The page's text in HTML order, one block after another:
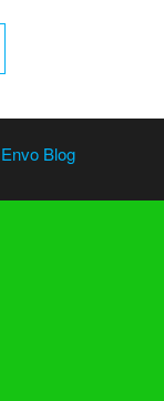
Envo Blog